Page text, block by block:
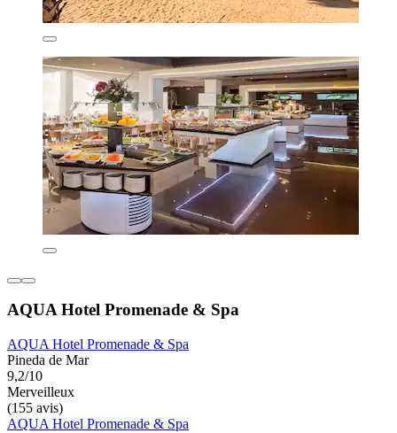
AQUA Hotel Promenade & Spa
AQUA Hotel Promenade & Spa
Pineda de Mar
9,2/10
Merveilleux
(155 avis)
AQUA Hotel Promenade & Spa